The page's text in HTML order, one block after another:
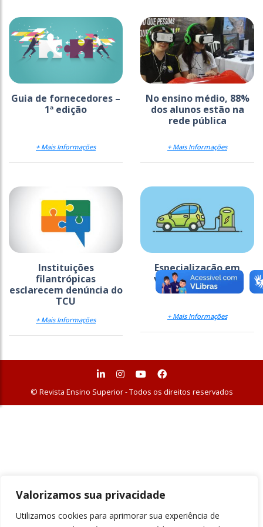
Valorizamos sua privacidade
Utilizamos cookies para aprimorar sua experiência de
Guia de fornecedores –
1ª edição
+ Mais Informações
No ensino médio, 88%
dos alunos estão na
rede pública
+ Mais Informações
Instituições
filantrópicas
esclarecem denúncia do
TCU
+ Mais Informações
Especialização em
veículos híbridos e
elétricos
+ Mais Informações
© Revista Ensino Superior - Todos os direitos reservados